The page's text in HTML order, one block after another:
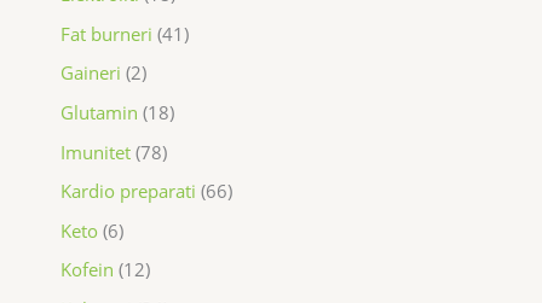
Fat burneri 41
Gaineri 2
Glutamin 18
Imunitet 78
Kardio preparati 66
Keto 6
Kofein 12